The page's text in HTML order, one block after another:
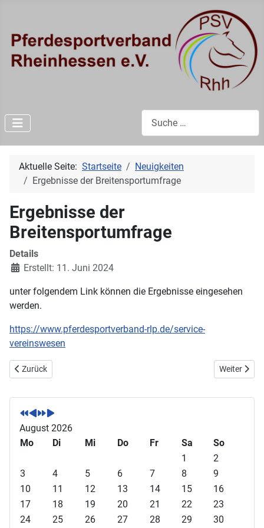
Aktuelle Seite: Startseite
Neuigkeiten
Ergebnisse der Breitensportumfrage
Ergebnisse der
Breitensportumfrage
Details
Erstellt: 11. Juni 2024
unter folgendem Link können die Ergebnisse eingesehen
werden.
https://www.pferdesportverband-rlp.de/service-
vereinswesen
Vorheriger Beitrag: Bundespferdefestival in Kaufbeuren
Zurück Nächster
Weiter
V
o
r
h
r
i
g
V
o
r
h
i
g
N
ä
c
N
ä
c
August 2026
Mo
Di Mi Do Fr Sa
So
1
2
3
4 5 6 7 8
9
10
11 12 13 14 15
16
17
18 19 20 21 22
23
24
25 26 27 28 29 30